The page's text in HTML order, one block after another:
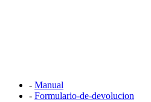
- Manual
- Formulario-de-devolucion